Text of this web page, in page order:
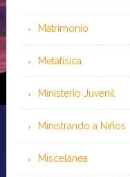
Matrimonio
Metafísica
Ministerio Juvenil
Ministrando a Niños
Miscelánea